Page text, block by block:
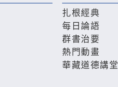
扎根經典
每日論語
群書治要
熱門動畫
華藏道德講堂